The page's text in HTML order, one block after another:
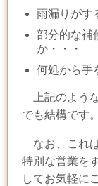
雨漏りがす
部分的な補
か・・・
何処から手
上記のよう
でも結構です
なお、これ
特別な営業を
してお気軽に